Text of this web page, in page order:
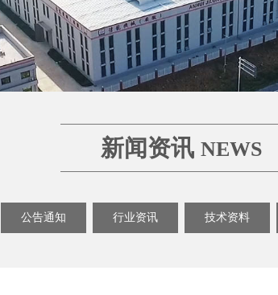
新闻资讯 NEWS
公告通知 行业资讯 技术资料